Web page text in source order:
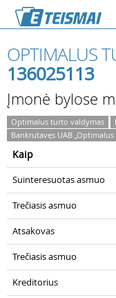
OPTIMALUS
136025113
Įmonė bylose
Optimalus turto valdymas
Bankrutavęs UAB
Kaip
Suinteresuotas asmuo
Trečiasis asmuo
Atsakovas
Trečiasis asmuo
Kreditorius